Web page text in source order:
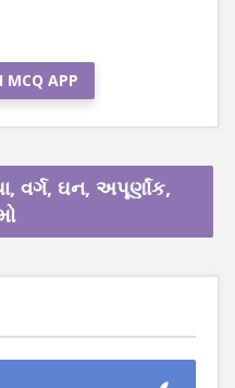
MCQ APP
વર્ગ, ઘન, અપૂર્ણાંક,